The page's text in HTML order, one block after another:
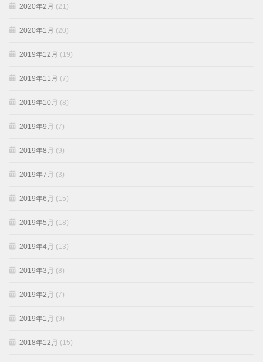
2020年2月 (21)
2020年1月 (20)
2019年12月 (19)
2019年11月 (7)
2019年10月 (8)
2019年9月 (7)
2019年8月 (9)
2019年7月 (3)
2019年6月 (15)
2019年5月 (18)
2019年4月 (13)
2019年3月 (8)
2019年2月 (7)
2019年1月 (9)
2018年12月 (15)